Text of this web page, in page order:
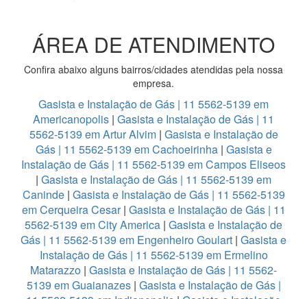
ÁREA DE ATENDIMENTO
Confira abaixo alguns bairros/cidades atendidas pela nossa
empresa.
Gasista e Instalação de Gás | 11 5562-5139 em
Americanopolis | Gasista e Instalação de Gás | 11
5562-5139 em Artur Alvim | Gasista e Instalação de
Gás | 11 5562-5139 em Cachoeirinha| Gasista e
Instalação de Gás | 11 5562-5139 em Campos Eliseos
| Gasista e Instalação de Gás | 11 5562-5139 em
Caninde| Gasista e Instalação de Gás | 11 5562-5139
em Cerqueira Cesar| Gasista e Instalação de Gás | 11
5562-5139 em City America | Gasista e Instalação de
Gás | 11 5562-5139 em Engenheiro Goulart | Gasista e
Instalação de Gás | 11 5562-5139 em Ermelino
Matarazzo | Gasista e Instalação de Gás | 11 5562-
5139 em Guaianazes| Gasista e Instalação de Gás |